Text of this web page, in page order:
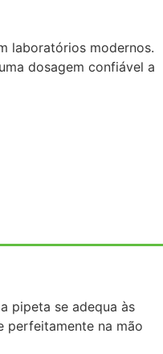
laboratórios modernos.
dosagem confiável a
pipeta se adequa às
perfeitamente na mão